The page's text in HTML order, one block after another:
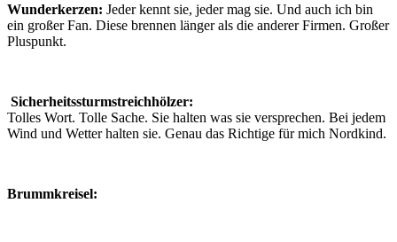
Wunderkerzen: Jeder kennt sie, jeder mag sie. Und auch ich bin
ein großer Fan. Diese brennen länger als die anderer Firmen. Großer
Pluspunkt.
Sicherheitssturmstreichhölzer:
Tolles Wort. Tolle Sache. Sie halten was sie versprechen. Bei jedem
Wind und Wetter halten sie. Genau das Richtige für mich Nordkind.
Brummkreisel: